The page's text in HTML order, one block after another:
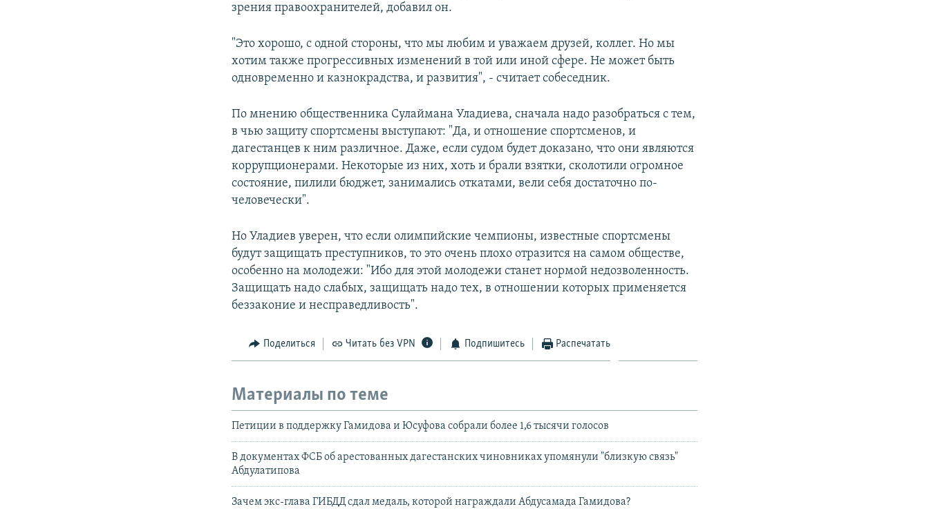
зрения правоохранителей, добавил он.
"Это хорошо, с одной стороны, что мы любим и уважаем друзей, коллег. Но мы
хотим также прогрессивных изменений в той или иной сфере. Не может быть
одновременно и казнокрадства, и развития", - считает собеседник.
По мнению общественника Сулаймана Уладиева, сначала надо разобраться с тем,
в чью защиту спортсмены выступают: "Да, и отношение спортсменов, и
дагестанцев к ним различное. Даже, если судом будет доказано, что они являются
коррупционерами. Некоторые из них, хоть и брали взятки, сколотили огромное
состояние, пилили бюджет, занимались откатами, вели себя достаточно по-
человечески".
Но Уладиев уверен, что если олимпийские чемпионы, известные спортсмены
будут защищать преступников, то это очень плохо отразится на самом обществе,
особенно на молодежи: "Ибо для этой молодежи станет нормой недозволенность.
Защищать надо слабых, защищать надо тех, в отношении которых применяется
беззаконие и несправедливость".
Поделиться Читать без VPN Подпишитесь Распечатать
Материалы по теме
Петиции в поддержку Гамидова и Юсуфова собрали более 1,6 тысячи голосов
В документах ФСБ об арестованных дагестанских чиновниках упомянули "близкую связь"
Абдулатипова
Зачем экс-глава ГИБДД сдал медаль, которой награждали Абдусамада Гамидова?